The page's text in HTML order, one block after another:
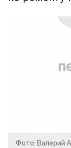
Фото: Валерий